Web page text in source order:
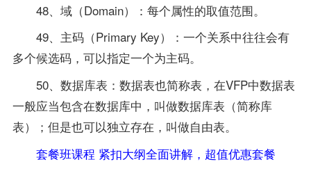
48、域（Domain）：每个属性的取值范围。
49、主码（Primary Key）：一个关系中往往会有
多个候选码，可以指定一个为主码。
50、数据库表：数据表也简称表，在VFP中数据表
一般应当包含在数据库中，叫做数据库表（简称库
表）；但是也可以独立存在，叫做自由表。
套餐班课程 紧扣大纲全面讲解，超值优惠套餐